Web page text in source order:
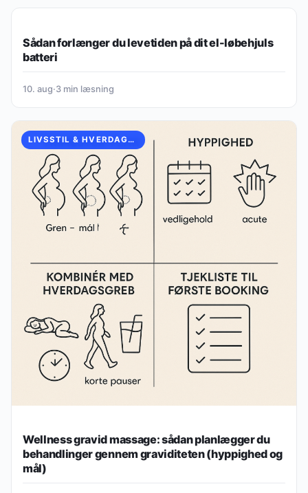
Sådan forlænger du levetiden på dit el-løbehjuls
batteri
10. aug·3 min læsning
LIVSSTIL & HVERDAGSINSPIRATION
Wellness gravid massage: sådan planlægger du
behandlinger gennem graviditeten (hyppighed og
mål)